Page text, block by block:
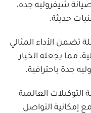
شيفروليه جده،
حديثة.
تضمن الأداء المثالي
مما يجعله الخيار
جدة باحترافية.
العالمية
إمكانية التواصل